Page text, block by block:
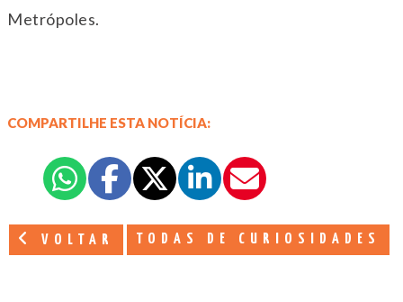
Metrópoles.
COMPARTILHE ESTA NOTÍCIA:
VOLTAR TODAS DE CURIOSIDADES